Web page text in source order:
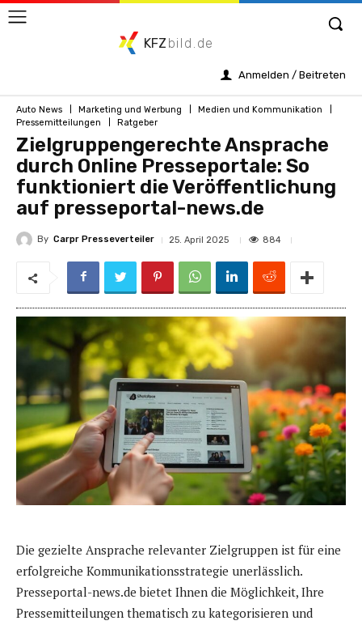
KFZ bild.de
Anmelden / Beitreten
Auto News Marketing und Werbung
Medien und Kommunikation
Pressemitteilungen
Ratgeber
Zielgruppengerechte Ansprache
durch Online Presseportale: So
funktioniert die Veröffentlichung
auf presseportal-news.de
By Carpr Presseverteiler 25. April 2025 884
Die gezielte Ansprache relevanter Zielgruppen ist für eine
erfolgreiche Kommunikationsstrategie unerlässlich.
Presseportal-news.de bietet Ihnen die Möglichkeit, Ihre
Pressemitteilungen thematisch zu kategorisieren und